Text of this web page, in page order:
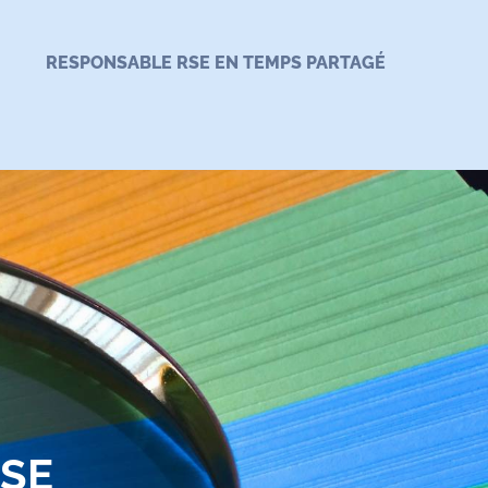
RESPONSABLE RSE EN TEMPS PARTAGÉ